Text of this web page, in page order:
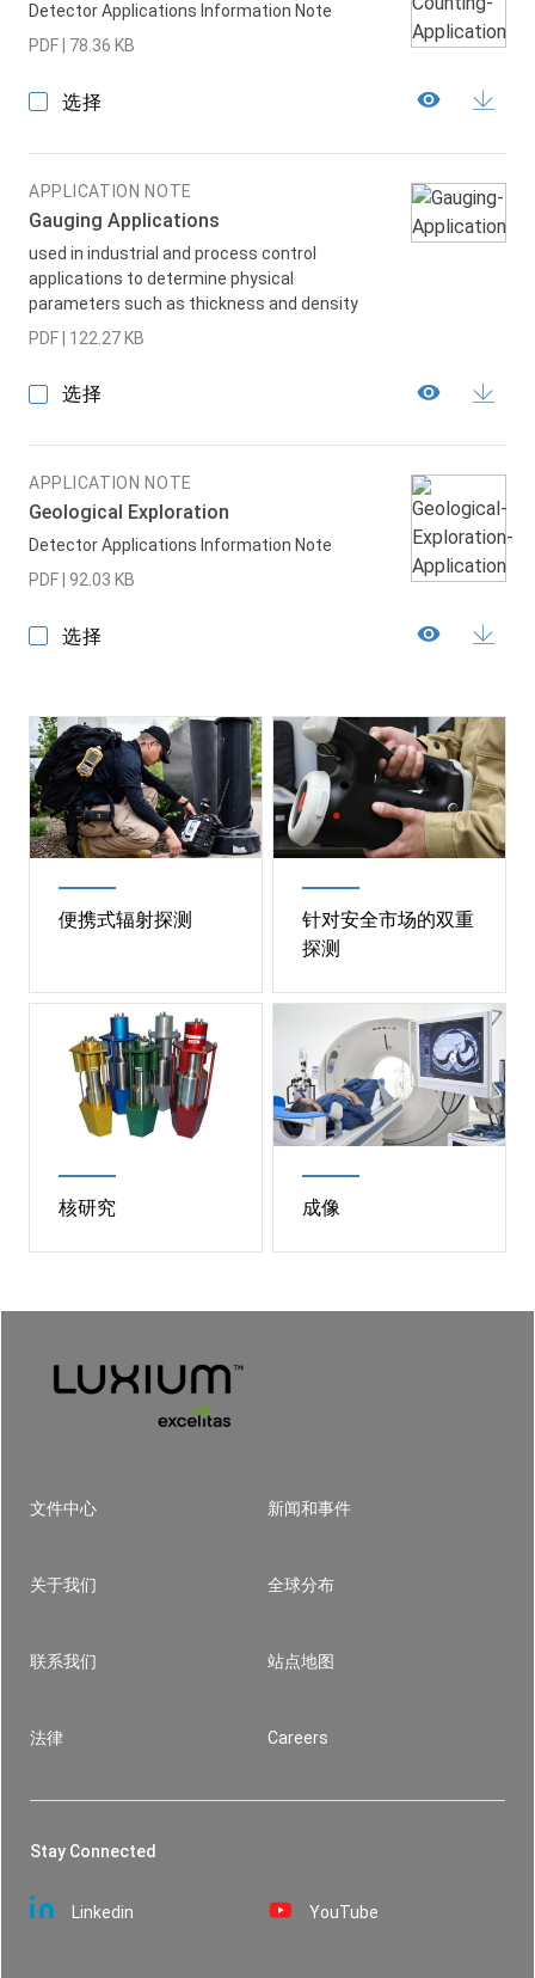
Detector Applications Information Note
PDF | 78.36 KB
选择
APPLICATION NOTE
Gauging Applications
used in industrial and process control
applications to determine physical
parameters such as thickness and density
PDF | 122.27 KB
选择
APPLICATION NOTE
Geological Exploration
Detector Applications Information Note
PDF | 92.03 KB
选择
Image
便携式辐射探测
便携式辐射探测
Description
为工业和安全市场提供可
靠的、基于闪烁体的便携
Image
针对安全市场的双重
探测
针对安全市场的双重探
测
Description
可以 同时探测伽马射线和
Image
核研究
Description
用于高能物理实验的定制
装置或针对传统研究实验
Image
成像
文件中心 新闻和事件
关于我们 全球分布
联系我们 站点地图
法律 Careers
Stay Connected
Linkedin YouTube